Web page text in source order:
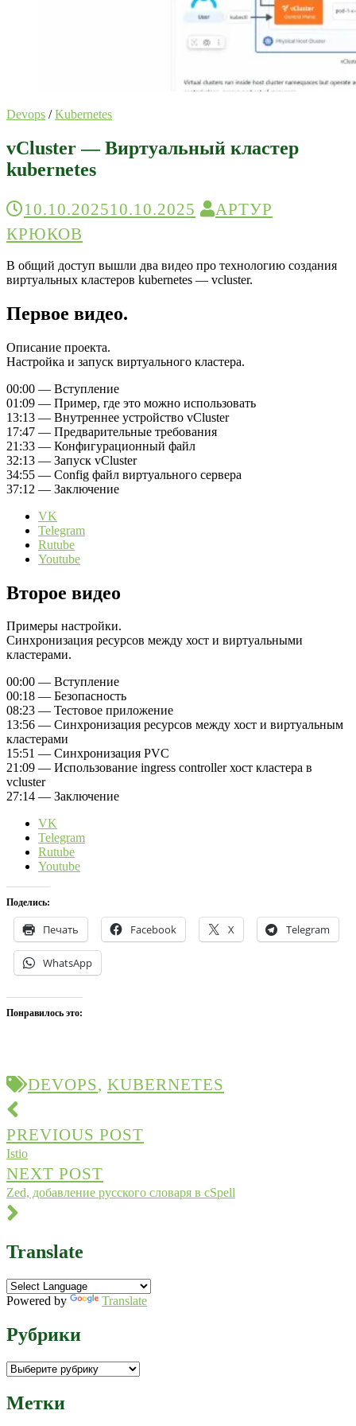
Devops /Kubernetes
vCluster — Виртуальный кластер
kubernetes
10.10.202510.10.2025
АРТУР
КРЮКОВ
В общий доступ вышли два видео про технологию создания
виртуальных кластеров kubernetes — vcluster.
Первое видео.
Описание проекта.
Настройка и запуск виртуального кластера.
00:00 — Вступление
01:09 — Пример, где это можно использовать
13:13 — Внутреннее устройство vCluster
17:47 — Предварительные требования
21:33 — Конфигурационный файл
32:13 — Запуск vCluster
34:55 — Config файл виртуального сервера
37:12 — Заключение
VK
Telegram
Rutube
Youtube
Второе видео
Примеры настройки.
Синхронизация ресурсов между хост и виртуальными
кластерами.
00:00 — Вступление
00:18 — Безопасность
08:23 — Тестовое приложение
13:56 — Синхронизация ресурсов между хост и виртуальным
кластерами
15:51 — Синхронизация PVC
21:09 — Использование ingress controller хост кластера в
vcluster
27:14 — Заключение
VK
Telegram
Rutube
Youtube
Поделись:
Печать Facebook X Telegram
WhatsApp
Понравилось это:
DEVOPS, KUBERNETES
Post
navigation
PREVIOUS POST
Istio
NEXT POST
Zed, добавление русского словаря в cSpell
Translate
Powered by Translate
Рубрики
Рубрики
Метки